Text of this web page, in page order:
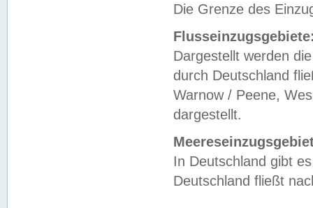
Die Grenze des
Dargestellt werden
durch Deutschland
Warnow / Peene,
dargestellt.
In Deutschland gibt
Deutschland fließt